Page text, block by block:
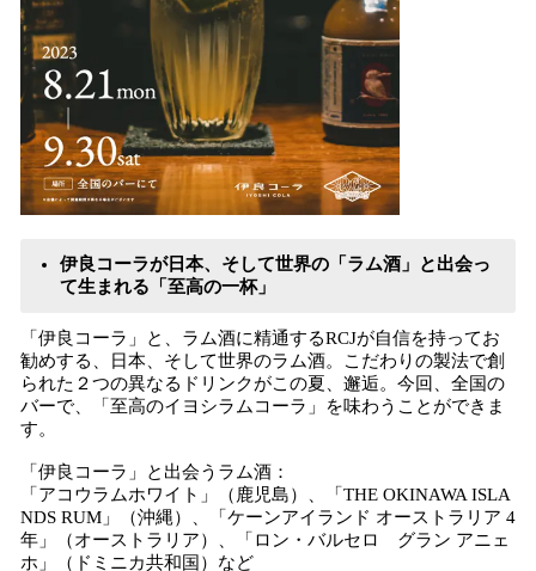
伊良コーラが日本、そして世界の「ラム酒」と出会っ
て生まれる「至高の一杯」
「伊良コーラ」と、ラム酒に精通するRCJが自信を持ってお
勧めする、日本、そして世界のラム酒。こだわりの製法で創
られた２つの異なるドリンクがこの夏、邂逅。今回、全国の
バーで、「至高のイヨシラムコーラ」を味わうことができま
す。
「伊良コーラ」と出会うラム酒：
「アコウラムホワイト」（鹿児島）、「THE OKINAWA ISLA
NDS RUM」（沖縄）、「ケーンアイランド オーストラリア 4
年」（オーストラリア）、「ロン・バルセロ グラン アニェ
ホ」（ドミニカ共和国）など